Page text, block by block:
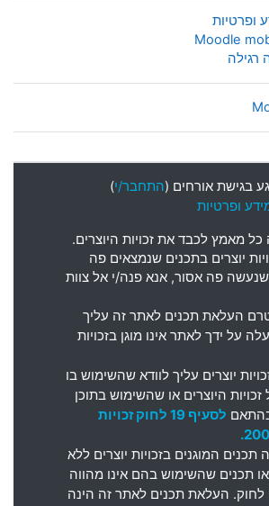
ופרטיות
רגילה
בגישת אורחים (התחבר/י)
ופרטיות
מאמץ לכבד את זכויות היוצרים.
יוצרים בתכנים שנמצאים פה
פה אסור, אנא פנה/י אל צוות
העלאת תכנים לאתר זה עליך
על ידך לאתר אינו מוגן בזכויות
יוצרים עליך לוודא שהשימוש בו
היוצרים או שהשימוש בתוכן
לסעיף 19 לחוק זכויות
המוגנים בזכויות יוצרים ללא
תכנים שהשימוש בהם אינו מהווה
העלאת תכנים לאתר זה הינה